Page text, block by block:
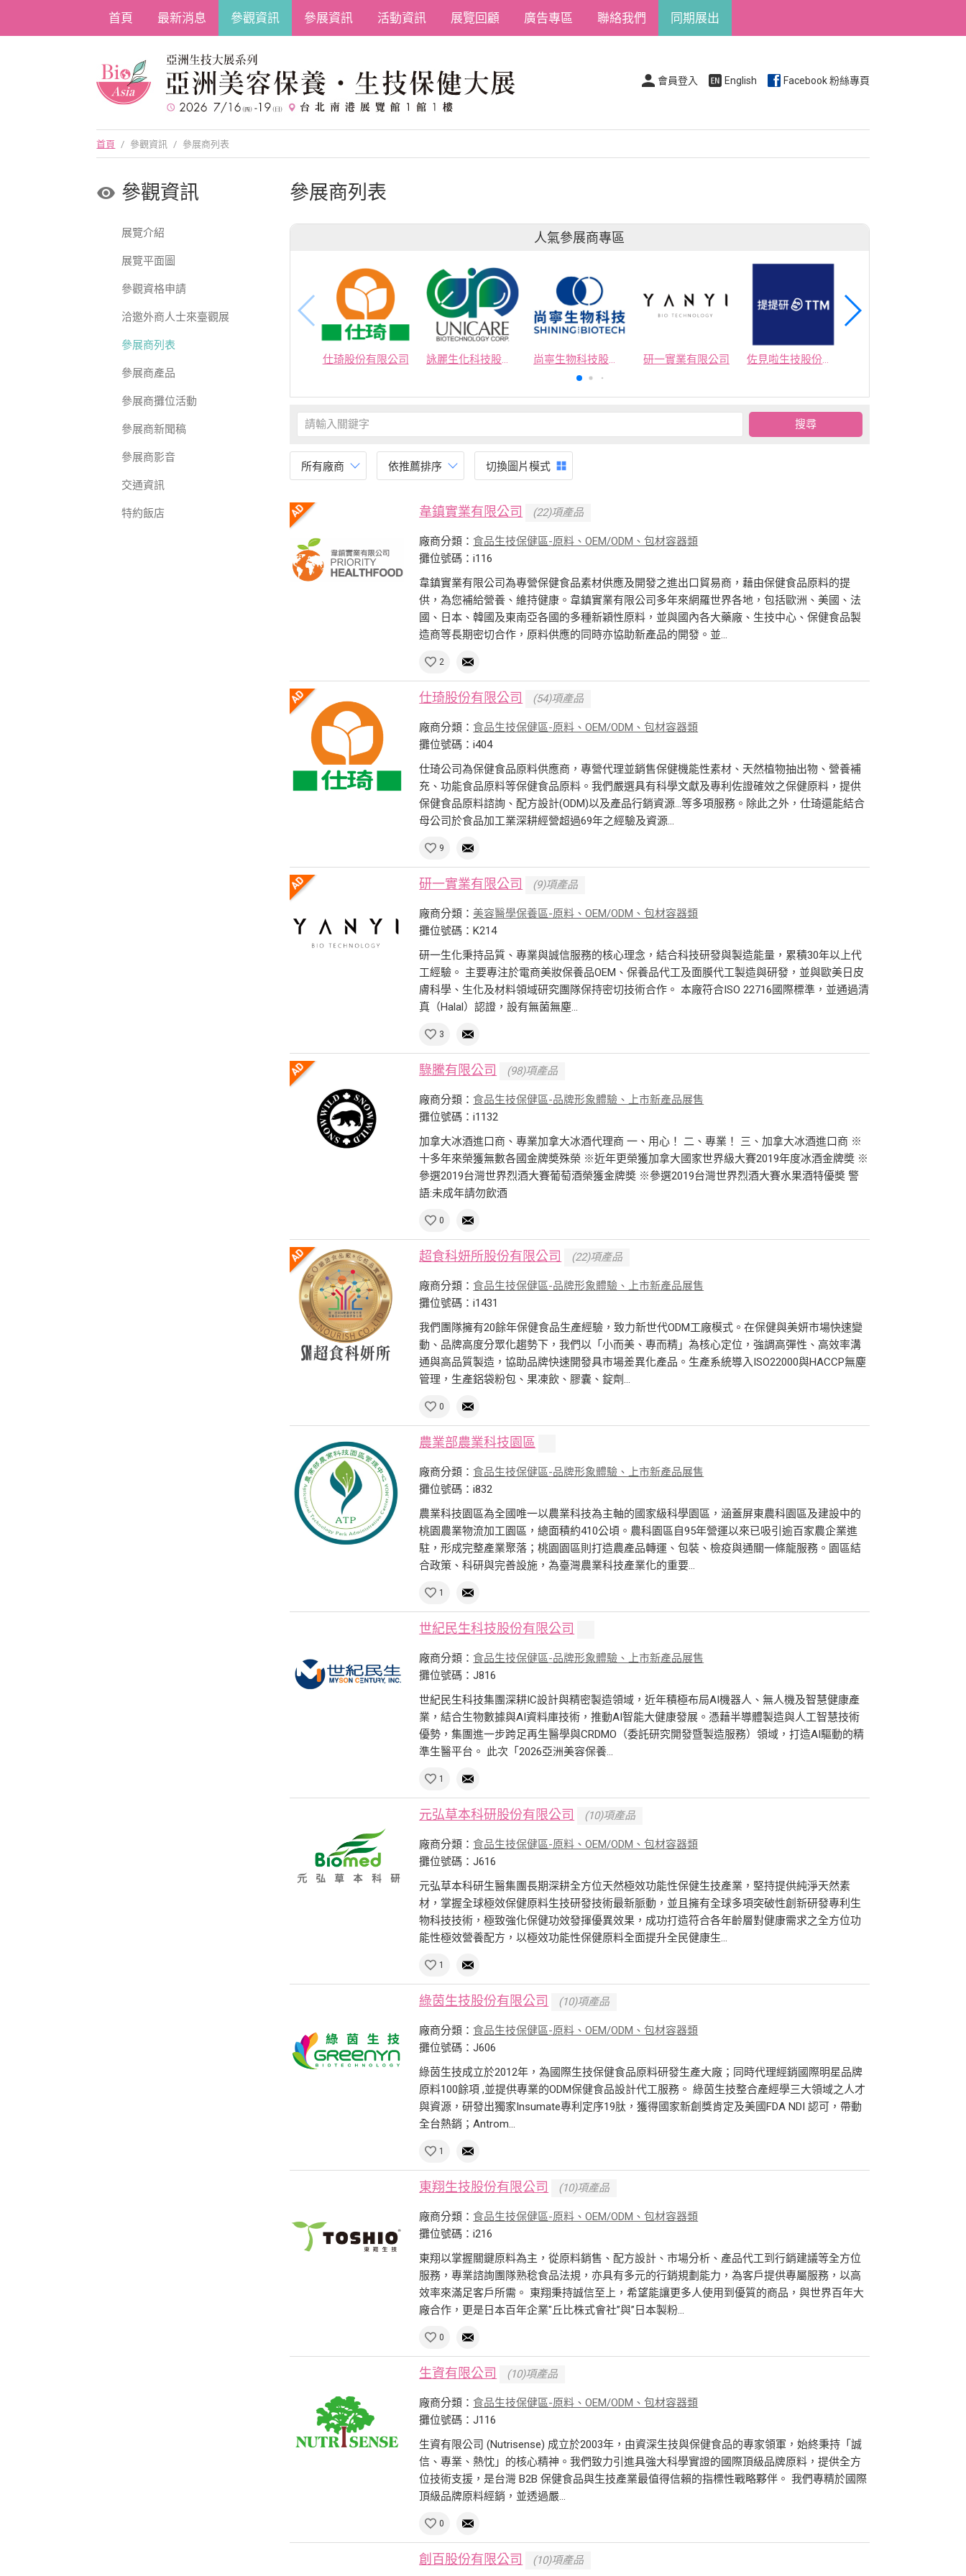
首頁 最新消息 參觀資訊 參展資訊 活動資訊 展覽回顧 廣告專區 聯絡我們 同期展出
會員登入 English Facebook 粉絲專頁
首頁 / 參觀資訊 / 參展商列表
參觀資訊
展覽介紹
展覽平面圖
參觀資格申請
洽邀外商人士來臺觀展
參展商列表
參展商產品
參展商攤位活動
參展商新聞稿
參展商影音
交通資訊
特約飯店
參展商列表
人氣參展商專區
仕琦股份有限公司 詠麗生化科技股份有限公司 尚寧生物科技股份有限公司 研一實業有限公司 佐見啦生技股份有限公司
所有廠商 依推薦排序 切換圖片模式
韋鎮實業有限公司 (22)項產品
廠商分類： 食品生技保健區-原料、OEM/ODM、包材容器類
攤位號碼：i116
韋鎮實業有限公司為專營保健食品素材供應及開發之進出口貿易商，藉由保健食品原料的提
供，為您補給營養、維持健康。韋鎮實業有限公司多年來網羅世界各地，包括歐洲、美國、法
國、日本、韓國及東南亞各國的多種新穎性原料，並與國內各大藥廠、生技中心、保健食品製
造商等長期密切合作，原料供應的同時亦協助新產品的開發。並...
2
仕琦股份有限公司 (54)項產品
廠商分類： 食品生技保健區-原料、OEM/ODM、包材容器類
攤位號碼：i404
仕琦公司為保健食品原料供應商，專營代理並銷售保健機能性素材、天然植物抽出物、營養補
充、功能食品原料等保健食品原料。我們嚴選具有科學文獻及專利佐證確效之保健原料，提供
保健食品原料諮詢、配方設計(ODM)以及產品行銷資源…等多項服務。除此之外，仕琦還能結合
母公司於食品加工業深耕經營超過69年之經驗及資源...
9
研一實業有限公司 (9)項產品
廠商分類：美容醫學保養區-原料、OEM/ODM、包材容器類
攤位號碼：K214
研一生化秉持品質、專業與誠信服務的核心理念，結合科技研發與製造能量，累積30年以上代
工經驗。 主要專注於電商美妝保養品OEM、保養品代工及面膜代工製造與研發，並與歐美日皮
膚科學、生化及材料領域研究團隊保持密切技術合作。 本廠符合ISO 22716國際標準，並通過清
真（Halal）認證，設有無菌無塵...
3
騄騰有限公司 (98)項產品
廠商分類： 食品生技保健區-品牌形象體驗、上市新產品展售
攤位號碼：i1132
加拿大冰酒進口商、專業加拿大冰酒代理商 一、用心！ 二、專業！ 三、加拿大冰酒進口商 ※
十多年來榮獲無數各國金牌奬殊榮 ※近年更榮獲加拿大國家世界級大賽2019年度冰酒金牌奬 ※
參選2019台灣世界烈酒大賽葡萄酒榮獲金牌奬 ※參選2019台灣世界烈酒大賽水果酒特優奬 警
語:未成年請勿飲酒
0
超食科妍所股份有限公司 (22)項產品
廠商分類： 食品生技保健區-品牌形象體驗、上市新產品展售
攤位號碼：i1431
我們團隊擁有20餘年保健食品生產經驗，致力新世代ODM工廠模式。在保健與美妍市場快速變
動、品牌高度分眾化趨勢下，我們以「小而美、專而精」為核心定位，強調高彈性、高效率溝
通與高品質製造，協助品牌快速開發具市場差異化產品。生產系統導入ISO22000與HACCP無塵
管理，生產鋁袋粉包、果凍飲、膠囊、錠劑...
0
農業部農業科技園區
廠商分類： 食品生技保健區-品牌形象體驗、上市新產品展售
攤位號碼：i832
農業科技園區為全國唯一以農業科技為主軸的國家級科學園區，涵蓋屏東農科園區及建設中的
桃園農業物流加工園區，總面積約410公頃。農科園區自95年營運以來已吸引逾百家農企業進
駐，形成完整產業聚落；桃園園區則打造農產品轉運、包裝、檢疫與通關一條龍服務。園區結
合政策、科研與完善設施，為臺灣農業科技產業化的重要...
1
世紀民生科技股份有限公司
廠商分類： 食品生技保健區-品牌形象體驗、上市新產品展售
攤位號碼：J816
世紀民生科技集團深耕IC設計與精密製造領域，近年積極布局AI機器人、無人機及智慧健康產
業，結合生物數據與AI資料庫技術，推動AI智能大健康發展。憑藉半導體製造與人工智慧技術
優勢，集團進一步跨足再生醫學與CRDMO（委託研究開發暨製造服務）領域，打造AI驅動的精
準生醫平台。 此次「2026亞洲美容保養...
1
元弘草本科研股份有限公司 (10)項產品
廠商分類： 食品生技保健區-原料、OEM/ODM、包材容器類
攤位號碼：J616
元弘草本科研生醫集團長期深耕全方位天然極效功能性保健生技產業，堅持提供純淨天然素
材，掌握全球極效保健原料生技研發技術最新脈動，並且擁有全球多項突破性創新研發專利生
物科技技術，極致強化保健功效發揮優異效果，成功打造符合各年齡層對健康需求之全方位功
能性極效營養配方，以極效功能性保健原料全面提升全民健康生...
1
綠茵生技股份有限公司 (10)項產品
廠商分類： 食品生技保健區-原料、OEM/ODM、包材容器類
攤位號碼：J606
綠茵生技成立於2012年，為國際生技保健食品原料研發生產大廠；同時代理經銷國際明星品牌
原料100餘項 ,並提供專業的ODM保健食品設計代工服務。 綠茵生技整合產經學三大領域之人才
與資源，研發出獨家Insumate專利定序19肽，獲得國家新創獎肯定及美國FDA NDI 認可，帶動
全台熱銷；Antrom...
1
東翔生技股份有限公司 (10)項產品
廠商分類： 食品生技保健區-原料、OEM/ODM、包材容器類
攤位號碼：i216
東翔以掌握關鍵原料為主，從原料銷售、配方設計、市場分析、產品代工到行銷建議等全方位
服務，專業諮詢團隊熟稔食品法規，亦具有多元的行銷規劃能力，為客戶提供專屬服務，以高
效率來滿足客戶所需。 東翔秉持誠信至上，希望能讓更多人使用到優質的商品，與世界百年大
廠合作，更是日本百年企業"丘比株式會社”與”日本製粉...
0
生資有限公司 (10)項產品
廠商分類： 食品生技保健區-原料、OEM/ODM、包材容器類
攤位號碼：J116
生資有限公司 (Nutrisense) 成立於2003年，由資深生技與保健食品的專家領軍，始終秉持「誠
信、專業、熱忱」的核心精神。我們致力引進具強大科學實證的國際頂級品牌原料，提供全方
位技術支援，是台灣 B2B 保健食品與生技產業最值得信賴的指標性戰略夥伴。 我們專精於國際
頂級品牌原料經銷，並透過嚴...
0
創百股份有限公司 (10)項產品